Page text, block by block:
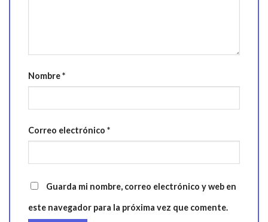
Nombre*
Correo electrónico *
Guarda mi nombre, correo electrónico y web en
este navegador para la próxima vez que comente.